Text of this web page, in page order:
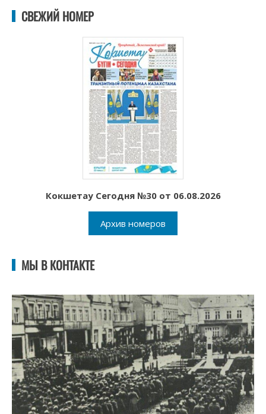
СВЕЖИЙ НОМЕР
Кокшетау Сегодня №30 от 06.08.2026
Архив номеров
МЫ В КОНТАКТЕ